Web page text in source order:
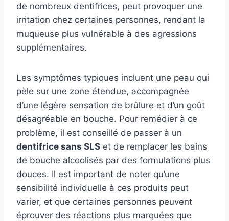
de nombreux dentifrices, peut provoquer une
irritation chez certaines personnes, rendant la
muqueuse plus vulnérable à des agressions
supplémentaires.
Les symptômes typiques incluent une peau qui
pèle sur une zone étendue, accompagnée
d’une légère sensation de brûlure et d’un goût
désagréable en bouche. Pour remédier à ce
problème, il est conseillé de passer à un
dentifrice sans SLS et de remplacer les bains
de bouche alcoolisés par des formulations plus
douces. Il est important de noter qu’une
sensibilité individuelle à ces produits peut
varier, et que certaines personnes peuvent
éprouver des réactions plus marquées que